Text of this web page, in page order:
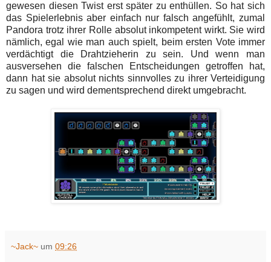
gewesen diesen Twist erst später zu enthüllen. So hat sich
das Spielerlebnis aber einfach nur falsch angefühlt, zumal
Pandora trotz ihrer Rolle absolut inkompetent wirkt. Sie wird
nämlich, egal wie man auch spielt, beim ersten Vote immer
verdächtigt die Drahtzieherin zu sein. Und wenn man
ausversehen die falschen Entscheidungen getroffen hat,
dann hat sie absolut nichts sinnvolles zu ihrer Verteidigung
zu sagen und wird dementsprechend direkt umgebracht.
~Jack~ um 09:26